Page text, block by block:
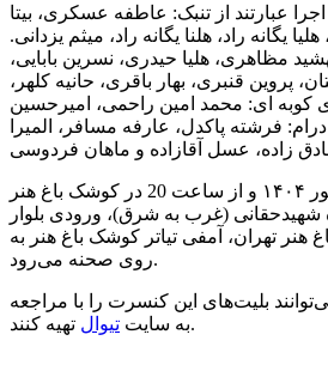
عبارتند از تنبک: عاطفه ‌عسکری، بیتا
یگانه راد، هلنا یگانه راد، میثم یزدانی.
مظاهری، هلیا حیدری، نسرین بابایی،
پروین قنبری، بهار باقری، حانیه کلهر،
کوبه ای: محمد امین راحمی، امیرحسین
فرشته پاکدل، عارفه ‌مسافر، المیرا
زاده، عسل آقازاده و ماهان فردوسی
این کنسرت در ۱۳ شهریور ۱۴۰۴ و از ساعت 20 در کوشک باغ هنر
شهیدحقانی (غرب به شرق)، ورودی بلوار
هنر تهران، آمفی تیاتر کوشک باغ‌ هنر به
روی صحنه می‌رود.
بلیت‌های این کنسرت را با مراجعه
به سایت تیوال تهیه کنند.